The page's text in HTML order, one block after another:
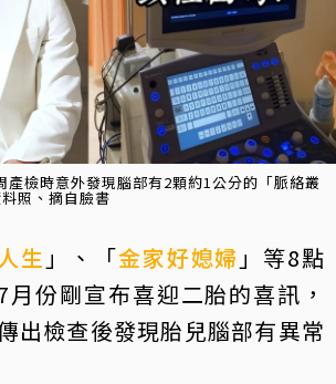
產檢時意外發現腦部有2顆約1公分的「脈絡叢
照、摘自臉書
生 」、「金家好媳婦 」等8點
月份剛宣布喜迎二胎的喜訊，
出檢查後發現胎兒腦部有異常